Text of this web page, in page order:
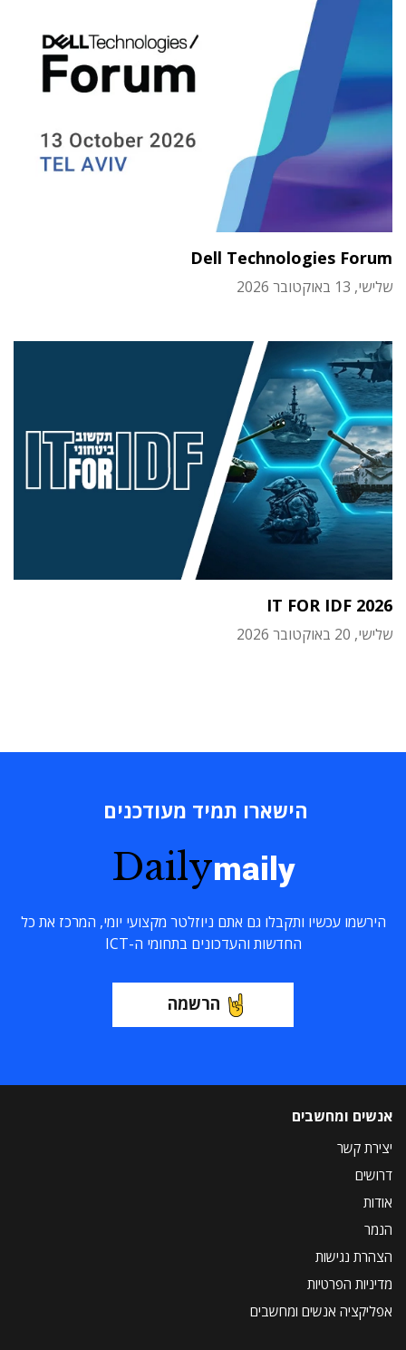
Dell Technologies Forum
שלישי, 13 באוקטובר 2026
IT FOR IDF 2026
שלישי, 20 באוקטובר 2026
הישארו תמיד מעודכנים
Dailymaily
הירשמו עכשיו ותקבלו גם אתם ניוזלטר מקצועי יומי, המרכז את כל
החדשות והעדכונים בתחומי ה-ICT
הרשמה
אנשים ומחשבים
יצירת קשר
דרושים
אודות
הנמר
הצהרת נגישות
מדיניות הפרטיות
אפליקציה אנשים ומחשבים